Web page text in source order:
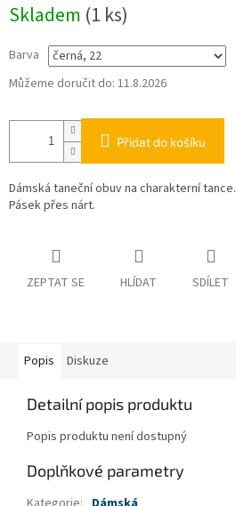
cena:
Skladem (1 ks)
Barva
Můžeme doručit do: 11.8.2026
Přidat do košíku
Dámská taneční obuv na charakterní tance.
Pásek přes nárt.
ZEPTAT SE HLÍDAT SDÍLET
Popis Diskuze
Detailní popis produktu
Popis produktu není dostupný
Doplňkové parametry